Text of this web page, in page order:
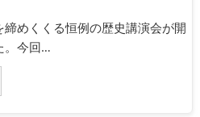
締めくくる恒例の歴史講演会が開
。今回…